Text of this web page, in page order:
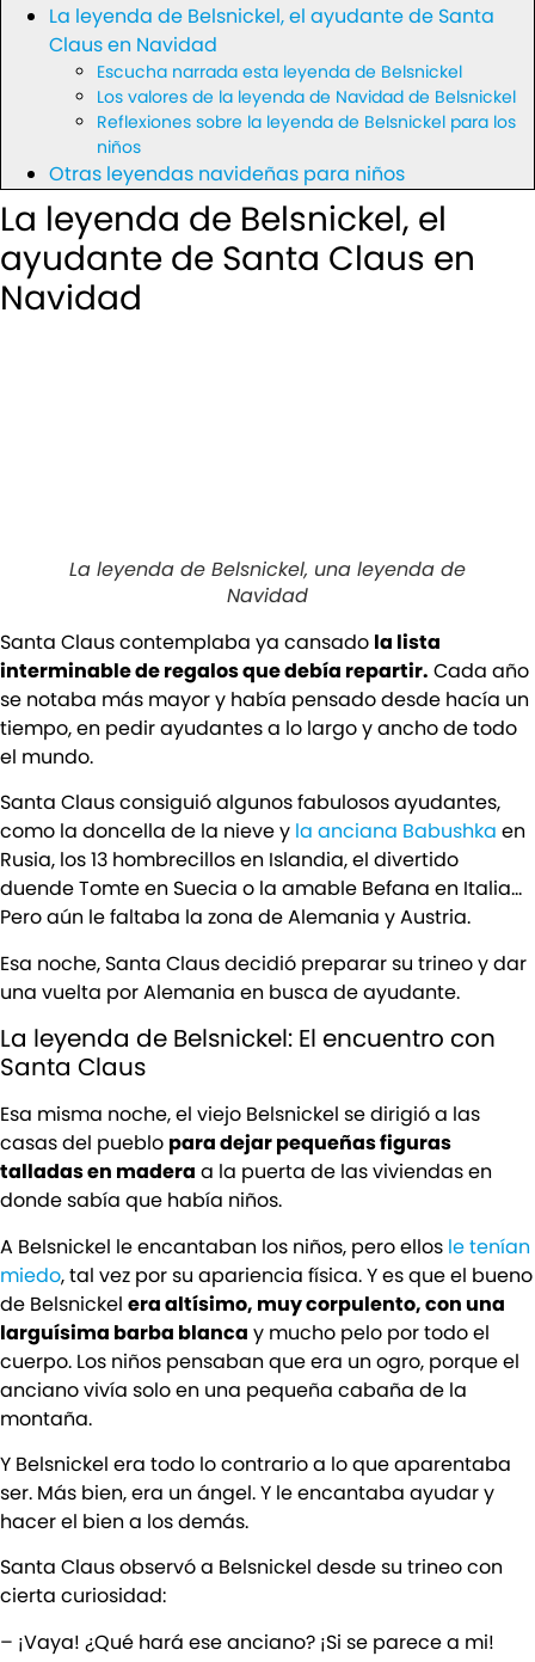
La leyenda de Belsnickel, el ayudante de Santa
Claus en Navidad
Escucha narrada esta leyenda de Belsnickel
Los valores de la leyenda de Navidad de Belsnickel
Reflexiones sobre la leyenda de Belsnickel para los
niños
Otras leyendas navideñas para niños
La leyenda de Belsnickel, el
ayudante de Santa Claus en
Navidad
La leyenda de Belsnickel, una leyenda de
Navidad
Santa Claus contemplaba ya cansado la lista
interminable de regalos que debía repartir. Cada año
se notaba más mayor y había pensado desde hacía un
tiempo, en pedir ayudantes a lo largo y ancho de todo
el mundo.
Santa Claus consiguió algunos fabulosos ayudantes,
como la doncella de la nieve y la anciana Babushka en
Rusia, los 13 hombrecillos en Islandia, el divertido
duende Tomte en Suecia o la amable Befana en Italia…
Pero aún le faltaba la zona de Alemania y Austria.
Esa noche, Santa Claus decidió preparar su trineo y dar
una vuelta por Alemania en busca de ayudante.
La leyenda de Belsnickel: El encuentro con
Santa Claus
Esa misma noche, el viejo Belsnickel se dirigió a las
casas del pueblo para dejar pequeñas figuras
talladas en madera a la puerta de las viviendas en
donde sabía que había niños.
A Belsnickel le encantaban los niños, pero ellos le tenían
miedo, tal vez por su apariencia física. Y es que el bueno
de Belsnickel era altísimo, muy corpulento, con una
larguísima barba blanca y mucho pelo por todo el
cuerpo. Los niños pensaban que era un ogro, porque el
anciano vivía solo en una pequeña cabaña de la
montaña.
Y Belsnickel era todo lo contrario a lo que aparentaba
ser. Más bien, era un ángel. Y le encantaba ayudar y
hacer el bien a los demás.
Santa Claus observó a Belsnickel desde su trineo con
cierta curiosidad:
– ¡Vaya! ¿Qué hará ese anciano? ¡Si se parece a mi!